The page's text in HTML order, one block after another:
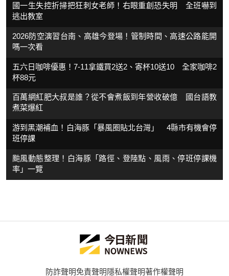
國一生失控折掃把狂刺女老師！右眼重創恐失明 全班嚇到
逃出教室
2026防空演習台南、高雄今登場！管制時間、高速公路能開
嗎一次看
五六日咖啡優惠！7-11拿鐵買2送2、寄杯10送10 全家咖啡2
杯88元
百萬網紅肥大叔是誰？從不會煮飯到年營收破億 國台語教
煮菜爆紅
游到黑潮補血！白海豚「暴風圈貼北台灣」 4縣市有機會停
班停課
颱風動態整理！白海豚「路徑、登陸點、風雨、停班停課機
率」一覽
防詐聲明免責聲明隱私權聲明著作權聲明